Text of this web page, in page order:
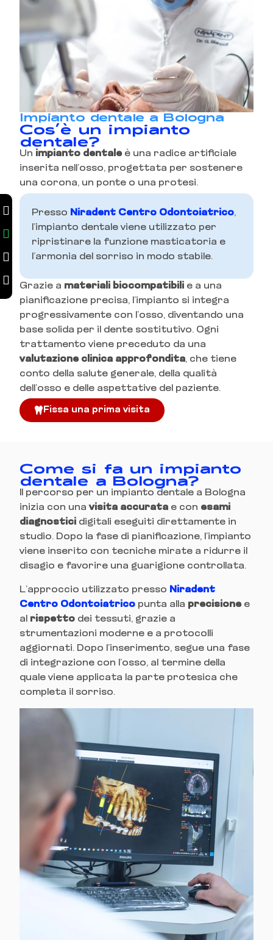
Impianto dentale a Bologna
Cos’è un impianto
dentale?
Un impianto dentaleè una radice artificiale
inserita nell’osso, progettata per sostenere
una corona, un ponte o una protesi.
Presso Niradent Centro Odontoiatrico,
l’impianto dentale viene utilizzato per
ripristinare la funzione masticatoria e
l’armonia del sorriso in modo stabile.
Grazie a materiali biocompatibili e a una
pianificazione precisa, l’impianto si integra
progressivamente con l’osso, diventando una
base solida per il dente sostitutivo. Ogni
trattamento viene preceduto da una
valutazione clinica approfondita, che tiene
conto della salute generale, della qualità
dell’osso e delle aspettative del paziente.
Fissa una prima visita
Come si fa un impianto
dentale a Bologna?
Il percorso per un impianto dentale a Bologna
inizia con unavisita accurata e con esami
diagnostici digitali eseguiti direttamente in
studio. Dopo la fase di pianificazione, l’impianto
viene inserito con tecniche mirate a ridurre il
disagio e favorire una guarigione controllata.
L’approccio utilizzato presso Niradent
Centro Odontoiatrico punta alla precisionee
al rispetto dei tessuti, grazie a
strumentazioni moderne e a protocolli
aggiornati. Dopo l’inserimento, segue una fase
di integrazione con l’osso, al termine della
quale viene applicata la parte protesica che
completa il sorriso.